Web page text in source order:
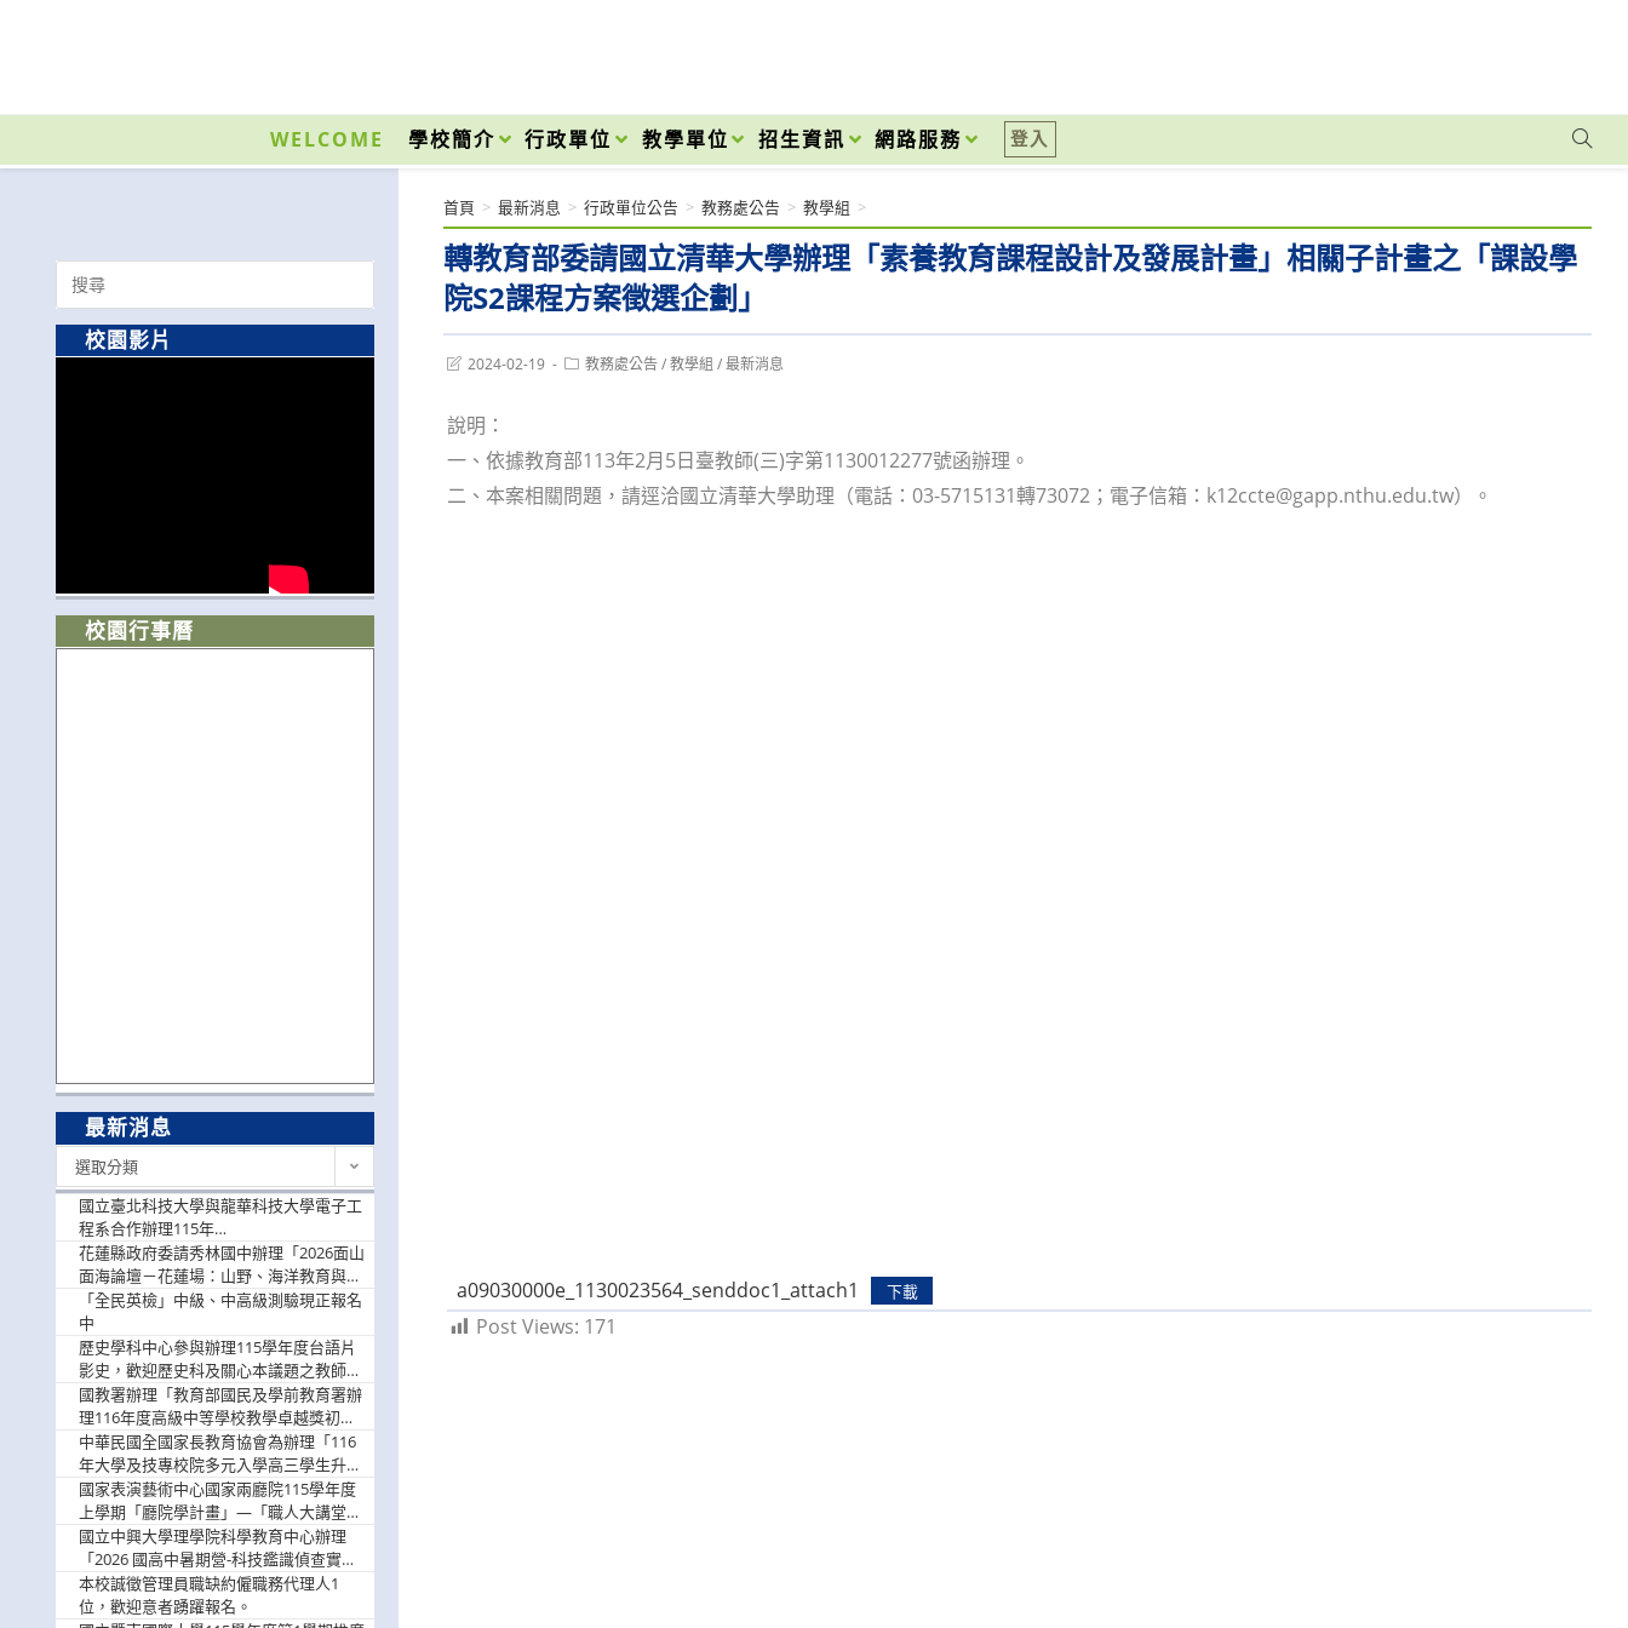
內
WELCOME 學校簡介 行政單位 教學單位 招生資訊 網路服務 登入
轉教育部委請國立清華大學辦理「素養教育課程設計及發展計畫」相關子計畫之「課設學
院S2課程方案徵選企劃」
首頁 > 最新消息 > 行政單位公告 > 教務處公告 > 教學組 >
Post2024-02-19
Post教務處公告 / 教學組 / 最新消息
說明：
一、依據教育部113年2月5日臺教師(三)字第1130012277號函辦理。
二、本案相關問題，請逕洽國立清華大學助理（電話：03-5715131轉73072；電子信箱：k12ccte@gapp.nthu.edu.tw）。
a09030000e_1130023564_senddoc1_attach1 下載
Post Views: 171
Search
for:
校園影片
校園行事曆
最新消息
選取分類
國立臺北科技大學與龍華科技大學電子工
程系合作辦理115年
「115.08.10~08.12「AI賦能應用於智慧半
導體研習營」，歡迎學生踴躍報名參加
花蓮縣政府委請秀林國中辦理「2026面山
面海論壇－花蓮場：山野、海洋教育與戶
外安全實務課程」，歡迎踴躍報名參加
「全民英檢」中級、中高級測驗現正報名
中
歷史學科中心參與辦理115學年度台語片
影史，歡迎歷史科及關心本議題之教師踴
躍報名參加
國教署辦理「教育部國民及學前教育署辦
理116年度高級中等學校教學卓越獎初選
實施計畫」，鼓勵教師踴躍報名
中華民國全國家長教育協會為辦理「116
年大學及技專校院多元入學高三學生升學
輔導家長說明會」
國家表演藝術中心國家兩廳院115學年度
上學期「廳院學計畫」—「職人大講堂」
及「一日體驗課程」，鼓勵踴躍報名參
與。
國立中興大學理學院科學教育中心辦理
「2026 國高中暑期營-科技鑑識偵查實戰
營」活動資訊，鼓勵學生踴躍報名參加。
本校誠徵管理員職缺約僱職務代理人1
位，歡迎意者踴躍報名。